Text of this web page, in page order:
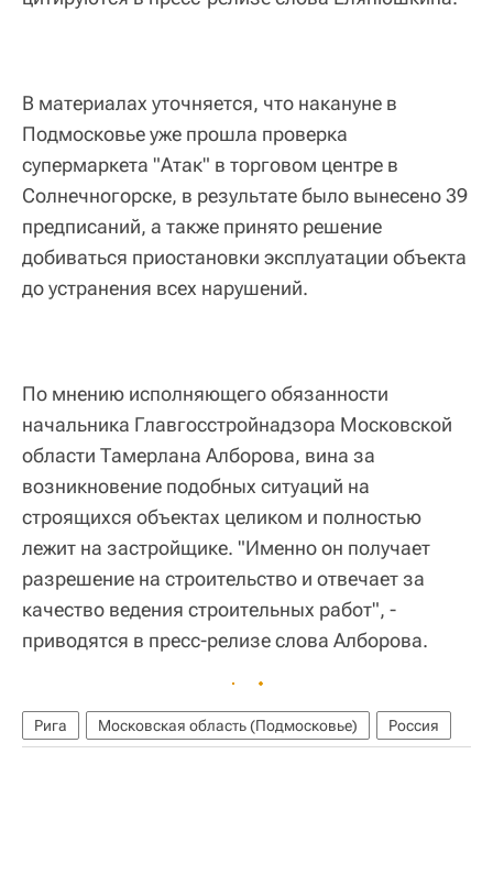
В материалах уточняется, что накануне в
Подмосковье уже прошла проверка
супермаркета "Атак" в торговом центре в
Солнечногорске, в результате было вынесено 39
предписаний, а также принято решение
добиваться приостановки эксплуатации объекта
до устранения всех нарушений.
По мнению исполняющего обязанности
начальника Главгосстройнадзора Московской
области Тамерлана Алборова, вина за
возникновение подобных ситуаций на
строящихся объектах целиком и полностью
лежит на застройщике. "Именно он получает
разрешение на строительство и отвечает за
качество ведения строительных работ", -
приводятся в пресс-релизе слова Алборова.
Рига Московская область (Подмосковье) Россия